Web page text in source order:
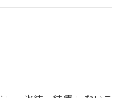
物質）の
商品で
）の非含
のある